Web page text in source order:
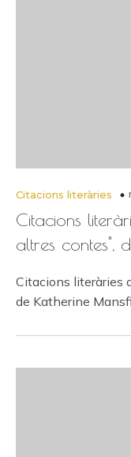
Citacions literàries
Citacions
altres contes",
Citacions literàries
de Katherine